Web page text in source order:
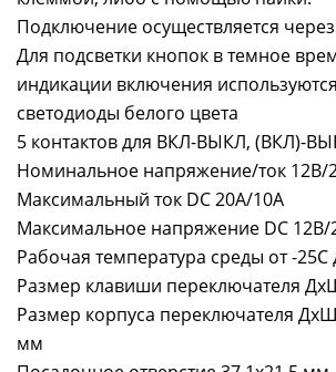
Подключение осуществляется
Для подсветки кнопок в темное
индикации включения используются
светодиоды белого цвета
5 контактов для ВКЛ-ВЫКЛ, (ВКЛ)-
Номинальное напряжение/ток 12В/
Максимальный ток DC 20А/10А
Максимальное напряжение DC 12В/
Рабочая температура среды от -25С
Размер клавиши переключателя
Размер корпуса переключателя
мм